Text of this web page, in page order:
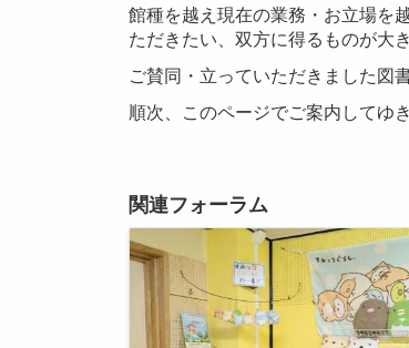
館種を越え現在の業務・お立場を
ただきたい、双方に得るものが大
ご賛同・立っていただきました図
順次、このページでご案内してゆ
関連フォーラム